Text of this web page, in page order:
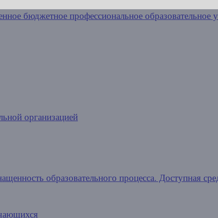
организацией
образовательного процесса. Доступная